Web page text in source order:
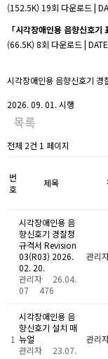
(152.5K) 19회 다운로드 |
「시각장애인용 음향신호
(66.5K) 8회 다운로드 |
시각장애인용 음향신호기
2026. 09. 01. 시행
목록
전체 2건 1 페이지
번
호
제목
시각장애인용 음
향신호기 경찰청
규격서 Revision
03(R03) 2026.
02. 20.
관리자
26.04.
07
476
관리
1
시각장애인용 음
향신호기 설치 매
뉴얼
관리자
23.07.
관리